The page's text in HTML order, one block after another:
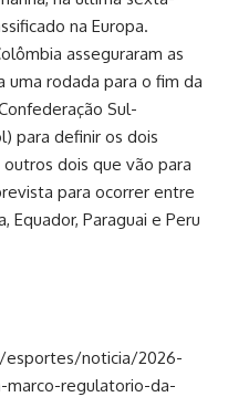
na Europa.
asseguraram as
uma rodada para o fim da
Sul-
para definir os dois
dois que vão para
para ocorrer entre
Paraguai e Peru
esportes/noticia/2026-
regulatorio-da-